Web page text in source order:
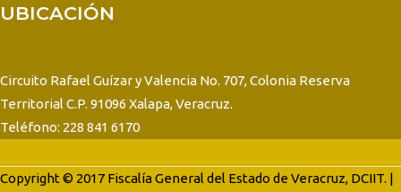
UBICACIÓN
Circuito Rafael Guízar y Valencia No. 707, Colonia Reserva
Territorial C.P. 91096 Xalapa, Veracruz.
Teléfono: 228 841 6170
Copyright © 2017 Fiscalía General del Estado de Veracruz, DCIIT. |